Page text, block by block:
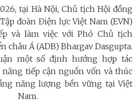
tại Hà Nội, Chủ tịch Hội đồng
đoàn Điện lực Việt Nam (EVN)
và làm việc với Phó Chủ tịch
châu Á (ADB) Bhargav Dasgupta.
một số định hướng hợp tác
tiếp cận nguồn vốn và thúc
năng lượng bền vững tại Việt
Nam.